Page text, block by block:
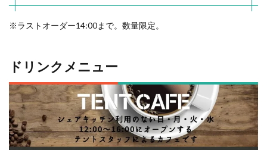
※ラストオーダー14:00まで。数量限定。
ドリンクメニュー